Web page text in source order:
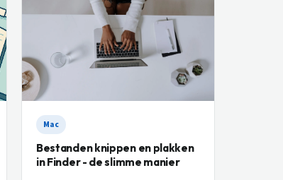
Mac
Bestanden knippen en plakken
in Finder - de slimme manier